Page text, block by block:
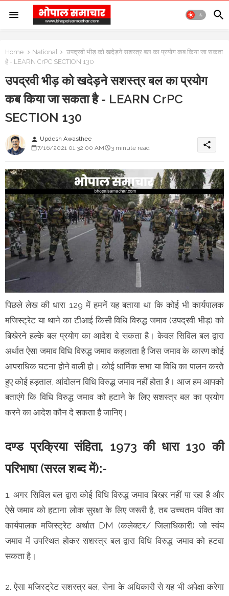
Home National
उपद्रवी भीड़ को खदेड़ने सशस्त्र बल का प्रयोग कब किया जा सकता
है - LEARN CrPC SECTION 130
उपद्रवी भीड़ को खदेड़ने सशस्त्र बल का प्रयोग
कब किया जा सकता है - LEARN CrPC
SECTION 130
person Updesh Awasthee
7/16/2021 01:32:00 AM
3 minute read share
पिछले लेख की धारा 129 में हमनें यह बताया था कि कोई भी कार्यपालक
मजिस्ट्रेट या थाने का टीआई किसी विधि विरुद्ध जमाव (उपद्रवी भीड़) को
बिखेरने हल्के बल प्रयोग का आदेश दे सकता है। केवल सिविल बल द्वारा
अर्थात ऐसा जमाव विधि विरुद्ध जमाव कहलाता है जिस जमाव के कारण कोई
आपराधिक घटना होने वाली हो। कोई धार्मिक सभा या विधि का पालन करते
हुए कोई हड़ताल, आंदोलन विधि विरुद्ध जमाव नहीं होता है। आज हम आपको
बताएंगे कि विधि विरुद्ध जमाव को हटाने के लिए सशस्त्र बल का प्रयोग
करने का आदेश कौन दे सकता है जानिए।
दण्ड प्रक्रिया संहिता, 1973 की धारा 130 की
परिभाषा (सरल शब्द में):-
1. अगर सिविल बल द्वारा कोई विधि विरुद्ध जमाव बिखर नहीं पा रहा है और
ऐसे जमाव को हटाना लोक सुरक्षा के लिए जरूरी है, तब उच्चतम पंक्ति का
कार्यपालक मजिस्ट्रेट अर्थात DM (कलेक्टर/ जिलाधिकारी) जो स्वंय
जमाव में उपस्थित होकर सशस्त्र बल द्वारा विधि विरुद्ध जमाव को हटवा
सकता है।
2. ऐसा मजिस्ट्रेट सशस्त्र बल, सेना के अधिकारी से यह भी अपेक्षा करेगा